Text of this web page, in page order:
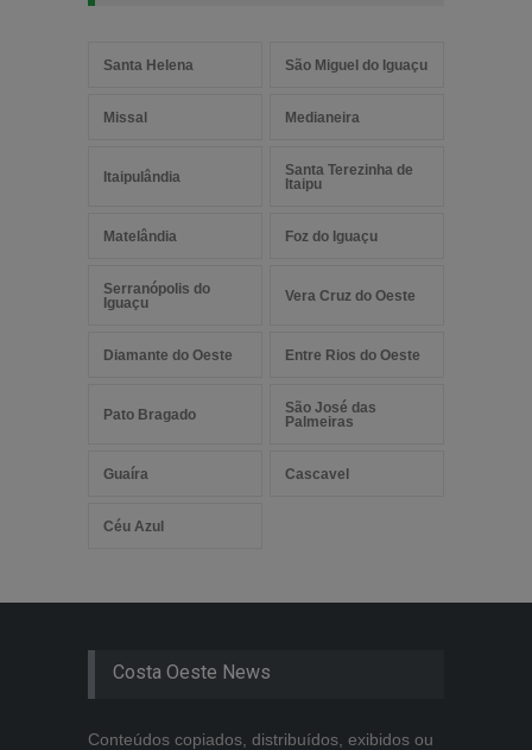
Santa Helena São Miguel do Iguaçu
Missal Medianeira
Itaipulândia
Santa Terezinha de
Itaipu
Matelândia Foz do Iguaçu
Serranópolis do
Iguaçu
Vera Cruz do Oeste
Diamante do Oeste Entre Rios do Oeste
Pato Bragado
São José das
Palmeiras
Guaíra Cascavel
Céu Azul
Costa Oeste News
Conteúdos copiados, distribuídos, exibidos ou